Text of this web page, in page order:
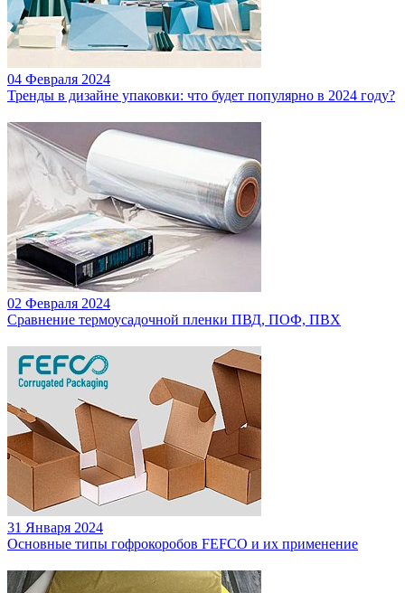
04 Февраля 2024
Тренды в дизайне упаковки: что будет популярно в 2024 году?
02 Февраля 2024
Сравнение термоусадочной пленки ПВД, ПОФ, ПВХ
31 Января 2024
Основные типы гофрокоробов FEFCO и их применение